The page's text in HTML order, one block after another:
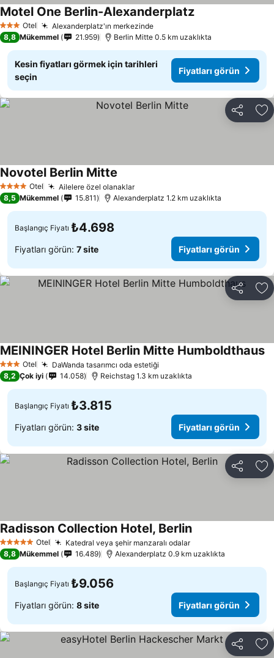
3 YıldızOtel Alexanderplatz'ın merkezinde
Motel One Berlin-Alexanderplatz
8,8 Mükemmel 21.959 Berlin Mitte 0.5 km uzaklıkta
Kesin fiyatları görmek için tarihleri
seçin
Fiyatları görün
Paylaş
4 Yıldız Otel Ailelere özel olanaklar
Novotel Berlin Mitte
8,5 Mükemmel 15.811 Alexanderplatz 1.2 km uzaklıkta
Başlangıç Fiyatı ₺4.698
Fiyatları görün: 7 site Fiyatları görün
Paylaş
3 YıldızOtel DaWanda tasarımcı oda estetiği
MEININGER Hotel Berlin Mitte Humboldthaus
8,2 Çok iyi 14.058 Reichstag 1.3 km uzaklıkta
Başlangıç Fiyatı ₺3.815
Fiyatları görün: 3 site Fiyatları görün
Paylaş
5 Yıldız Otel Katedral veya şehir manzaralı odalar
Radisson Collection Hotel, Berlin
8,8 Mükemmel 16.489 Alexanderplatz 0.9 km uzaklıkta
Başlangıç Fiyatı ₺9.056
Fiyatları görün: 8 site Fiyatları görün
Paylaş